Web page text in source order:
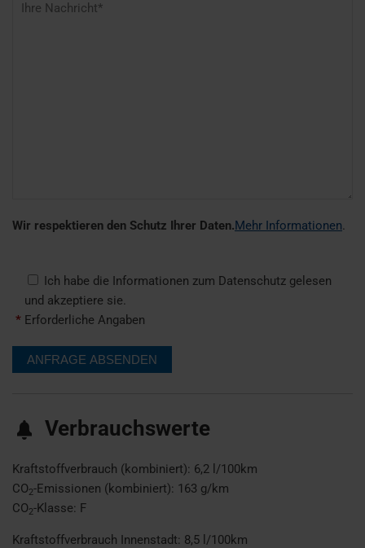
Wir respektieren den Schutz Ihrer Daten.Mehr Informationen.
Ich habe die Informationen zum Datenschutz gelesen
und akzeptiere sie.
* Erforderliche Angaben
Verbrauchswerte
Kraftstoffverbrauch (kombiniert): 6,2 l/100km
CO2-Emissionen (kombiniert): 163 g/km
CO2-Klasse: F
Kraftstoffverbrauch Innenstadt: 8,5 l/100km